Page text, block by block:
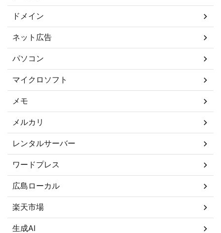
ドメイン
ネット広告
パソコン
マイクロソフト
メモ
メルカリ
レンタルサーバー
ワードプレス
広島ローカル
楽天市場
生成AI